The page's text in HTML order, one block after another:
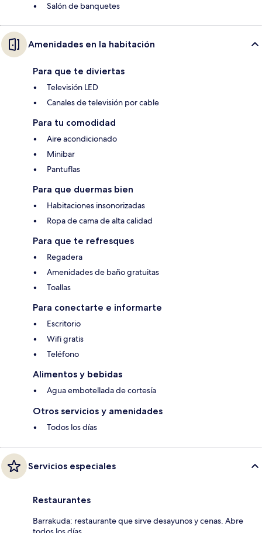
Salón de banquetes
Amenidades en la habitación
Para que te diviertas
Televisión LED
Canales de televisión por cable
Para tu comodidad
Aire acondicionado
Minibar
Pantuflas
Para que duermas bien
Habitaciones insonorizadas
Ropa de cama de alta calidad
Para que te refresques
Regadera
Amenidades de baño gratuitas
Toallas
Para conectarte e informarte
Escritorio
Wifi gratis
Teléfono
Alimentos y bebidas
Agua embotellada de cortesía
Otros servicios y amenidades
Todos los días
Servicios especiales
Restaurantes
Barrakuda: restaurante que sirve desayunos y cenas. Abre